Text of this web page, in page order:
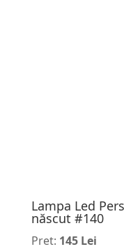
Lampa Led
născut #140
Pret: 145 Lei